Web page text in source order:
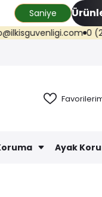
Saniye
0 (216) 577 53
Ayak